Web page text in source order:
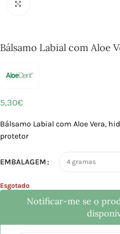
Bálsamo Labial com Aloe
5,30€
Bálsamo Labial com Aloe Vera,
protetor
EMBALAGEM
Esgotado
Notificar-me se o